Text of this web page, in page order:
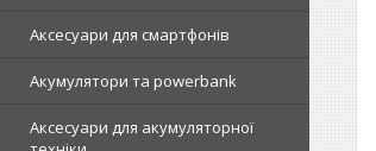
Аксесуари для смартфонів
Акумулятори та powerbank
Аксесуари для акумуляторної